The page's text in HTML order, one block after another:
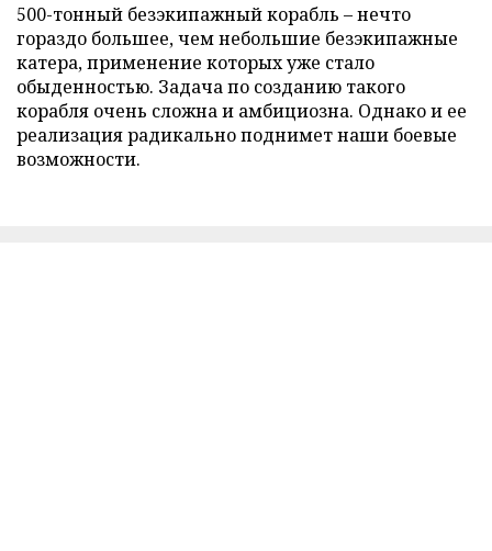
500-тонный безэкипажный корабль – нечто
гораздо большее, чем небольшие безэкипажные
катера, применение которых уже стало
обыденностью. Задача по созданию такого
корабля очень сложна и амбициозна. Однако и ее
реализация радикально поднимет наши боевые
возможности.